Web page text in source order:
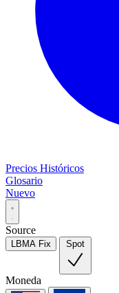
Precios Históricos
Glosario
Nuevo
Source
LBMA Fix Spot
Moneda